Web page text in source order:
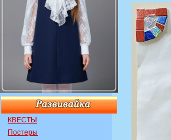
КВЕСТЫ
Постеры